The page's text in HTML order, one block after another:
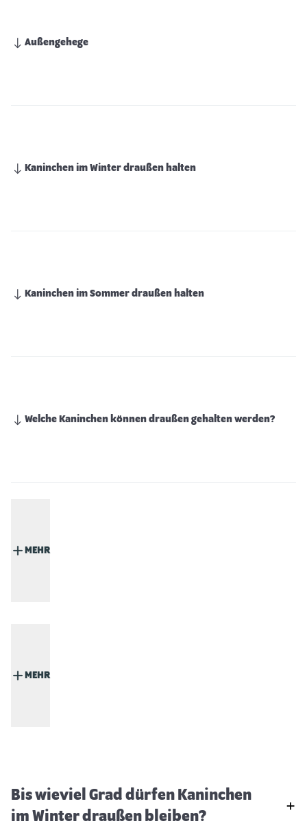
Außengehege
Kaninchen im Winter draußen halten
Kaninchen im Sommer draußen halten
Welche Kaninchen können draußen gehalten werden?
MEHR
MEHR
Bis wieviel Grad dürfen Kaninchen
im Winter draußen bleiben?